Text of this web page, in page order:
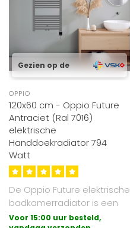
Gezien op de
OPPIO
120x60 cm - Oppio Future
Antraciet (Ral 7016)
elektrische
Handdoekradiator 794
Watt
De Oppio Future elektrische
badkamerradiator is een
synthese van modern en
Voor 15:00 uur besteld,